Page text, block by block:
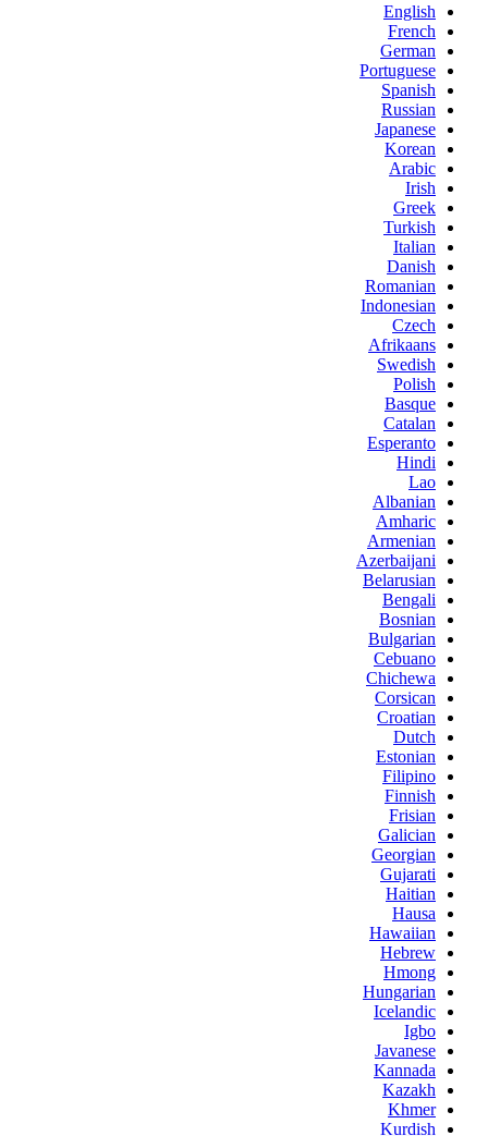
English
French
German
Portuguese
Spanish
Russian
Japanese
Korean
Arabic
Irish
Greek
Turkish
Italian
Danish
Romanian
Indonesian
Czech
Afrikaans
Swedish
Polish
Basque
Catalan
Esperanto
Hindi
Lao
Albanian
Amharic
Armenian
Azerbaijani
Belarusian
Bengali
Bosnian
Bulgarian
Cebuano
Chichewa
Corsican
Croatian
Dutch
Estonian
Filipino
Finnish
Frisian
Galician
Georgian
Gujarati
Haitian
Hausa
Hawaiian
Hebrew
Hmong
Hungarian
Icelandic
Igbo
Javanese
Kannada
Kazakh
Khmer
Kurdish